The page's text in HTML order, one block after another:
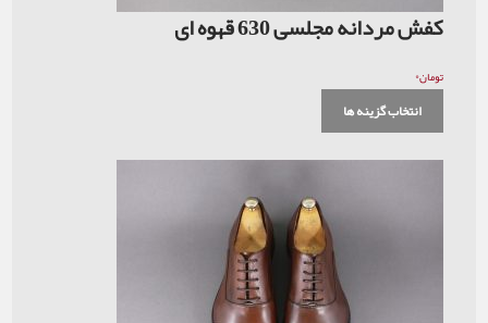
کفش مردانه مجلسی 630 قهوه ای
تومان۰
انتخاب گزینه ها